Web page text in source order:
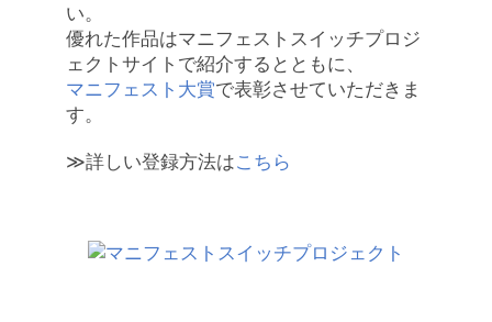
い。
優れた作品はマニフェストスイッチプロジ
ェクトサイトで紹介するとともに、
マニフェスト大賞で表彰させていただきま
す。
≫詳しい登録方法はこちら